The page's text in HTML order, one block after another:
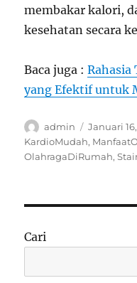
membakar kalori,
kesehatan secara
Baca juga :Rahasia
yang Efektif untuk
Author
admin
Posted
on
Januari
KardioMudah,
OlahragaDiRumah,
Cari